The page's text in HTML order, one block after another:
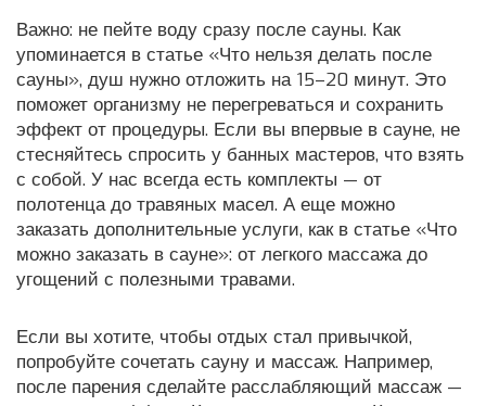
Важно: не пейте воду сразу после сауны. Как
упоминается в статье «Что нельзя делать после
сауны», душ нужно отложить на 15–20 минут. Это
поможет организму не перегреваться и сохранить
эффект от процедуры. Если вы впервые в сауне, не
стесняйтесь спросить у банных мастеров, что взять
с собой. У нас всегда есть комплекты — от
полотенца до травяных масел. А еще можно
заказать дополнительные услуги, как в статье «Что
можно заказать в сауне»: от легкого массажа до
угощений с полезными травами.
Если вы хотите, чтобы отдых стал привычкой,
попробуйте сочетать сауну и массаж. Например,
после парения сделайте расслабляющий массаж —